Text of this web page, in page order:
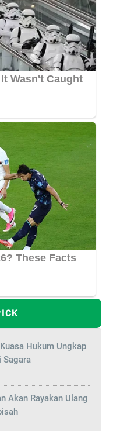
Hukum Ungkap
Sagara
Akan Rayakan Ulang